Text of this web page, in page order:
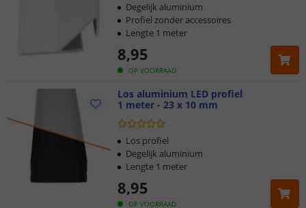
OP VOORRAAD
8,95
Degelijk aluminium
Profiel zonder accessoires
Lengte 1 meter
Los aluminium LED profiel
1 meter - 23 x 10 mm
OP VOORRAAD
8,95
Los profiel
Degelijk aluminium
Lengte 1 meter